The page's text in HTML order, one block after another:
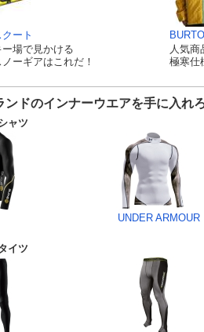
ート
場で見かける
ーギアはこれだ！
人気商
極寒仕
ンドのインナーウエアを手に入れ
ャツ
UNDER ARMOUR
イツ